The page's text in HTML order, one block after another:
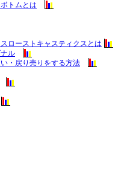
トムとは
ローストキャスティクスとは
ル
・戻り売りをする方法